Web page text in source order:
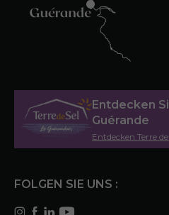
Entdecken
Guérande
Entdecken Terre de
FOLGEN SIE UNS :